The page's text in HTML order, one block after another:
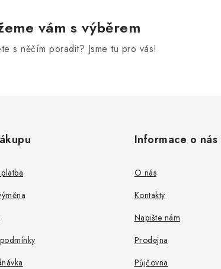
vám s výběrem
s něčím poradit? Jsme tu pro vás!
Informace o nás
O nás
Kontakty
Napište nám
Prodejna
Půjčovna